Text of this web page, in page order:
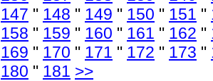
147 " 148 " 149 " 150 " 151 "
158 " 159 " 160 " 161 " 162 "
169 " 170 " 171 " 172 " 173 "
180 " 181 >>